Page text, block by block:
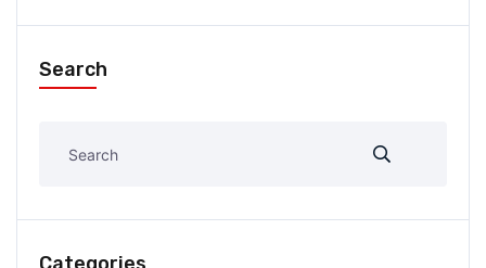
Search